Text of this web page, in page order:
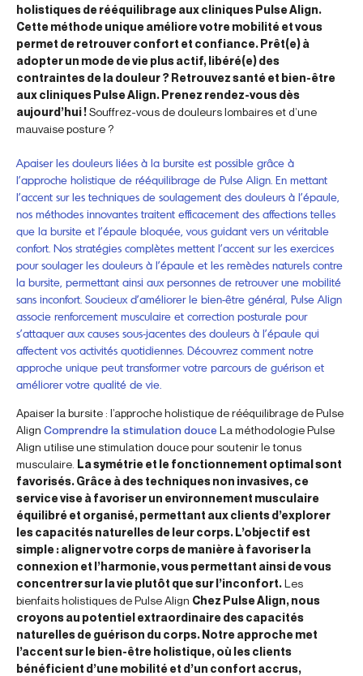
holistiques de rééquilibrage aux cliniques Pulse Align.
Cette méthode unique améliore votre mobilité et vous
permet de retrouver confort et confiance. Prêt(e) à
adopter un mode de vie plus actif, libéré(e) des
contraintes de la douleur ? Retrouvez santé et bien-être
aux cliniques Pulse Align. Prenez rendez-vous dès
aujourd’hui !Souffrez-vous de douleurs lombaires et d’une
mauvaise posture ?
Apaiser les douleurs liées à la bursite est possible grâce à
l’approche holistique de rééquilibrage de Pulse Align. En mettant
l’accent sur les techniques de soulagement des douleurs à l’épaule,
nos méthodes innovantes traitent efficacement des affections telles
que la bursite et l’épaule bloquée, vous guidant vers un véritable
confort. Nos stratégies complètes mettent l’accent sur les exercices
pour soulager les douleurs à l’épaule et les remèdes naturels contre
la bursite, permettant ainsi aux personnes de retrouver une mobilité
sans inconfort. Soucieux d’améliorer le bien-être général, Pulse Align
associe renforcement musculaire et correction posturale pour
s’attaquer aux causes sous-jacentes des douleurs à l’épaule qui
affectent vos activités quotidiennes. Découvrez comment notre
approche unique peut transformer votre parcours de guérison et
améliorer votre qualité de vie.
Apaiser la bursite : l’approche holistique de rééquilibrage de Pulse
Align Comprendre la stimulation douce La méthodologie Pulse
Align utilise une stimulation douce pour soutenir le tonus
musculaire. La symétrie et le fonctionnement optimal sont
favorisés. Grâce à des techniques non invasives, ce
service vise à favoriser un environnement musculaire
équilibré et organisé, permettant aux clients d’explorer
les capacités naturelles de leur corps. L’objectif est
simple : aligner votre corps de manière à favoriser la
connexion et l’harmonie, vous permettant ainsi de vous
concentrer sur la vie plutôt que sur l’inconfort.Les
bienfaits holistiques de Pulse Align Chez Pulse Align, nous
croyons au potentiel extraordinaire des capacités
naturelles de guérison du corps. Notre approche met
l’accent sur le bien-être holistique, où les clients
bénéficient d’une mobilité et d’un confort accrus,